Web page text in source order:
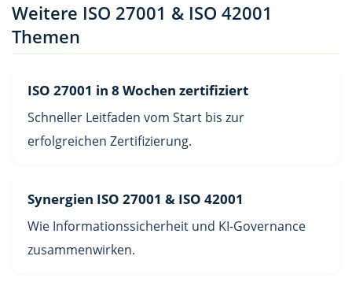
Weitere ISO 27001 & ISO 42001
Themen
ISO 27001 in 8 Wochen zertifiziert
Schneller Leitfaden vom Start bis zur
erfolgreichen Zertifizierung.
Synergien ISO 27001 & ISO 42001
Wie Informationssicherheit und KI-Governance
zusammenwirken.